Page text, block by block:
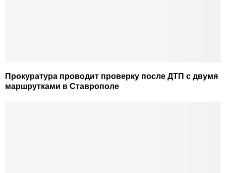
Прокуратура проводит проверку после ДТП с двумя
маршрутками в Ставрополе